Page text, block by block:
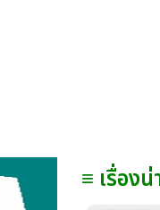
≡ เรื่อง